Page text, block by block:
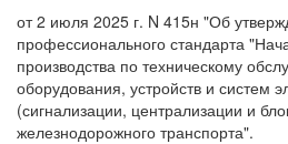
от 2 июля 2025 г. N 415н "Об
профессионального стандарта
производства по техническому
оборудования, устройств и систем
(сигнализации, централизации и
железнодорожного транспорта".